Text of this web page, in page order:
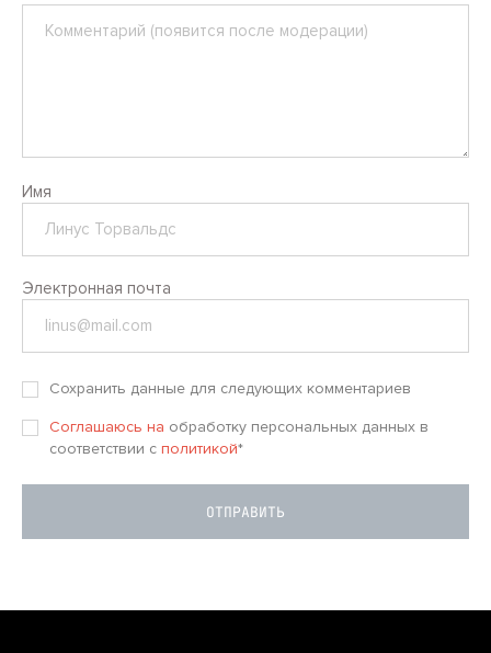
Имя
Электронная почта
Сохранить данные для следующих комментариев
Соглашаюсь на обработку персональных данных в
соответствии сполитикой*